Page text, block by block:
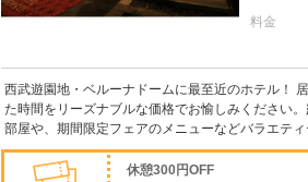
料金
西武遊園地・ベルーナドームに最至近のホテル！
た時間をリーズナブルな価格でお愉しみください
部屋や、期間限定フェアのメニューなどバラエテ
休憩300円OFF